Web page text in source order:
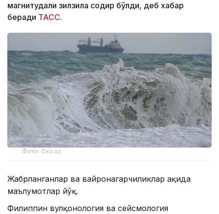
магнитудали зилзила содир бўлди, деб хабар
беради ТАСС.
Фото: Oxu.az
Жабрланганлар ва вайронагарчиликлар ҳақида
маълумотлар йўқ.
Филиппин вулқонология ва сейсмология